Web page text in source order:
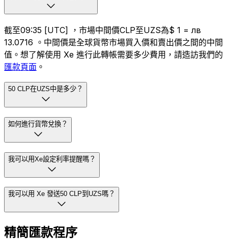
截至09:35 [UTC] ，市場中間價CLP至UZS為$ 1 = лв
13.0716 。中間價是全球貨幣市場買入價和賣出價之間的中間
值。想了解使用 Xe 進行此轉帳需要多少費用，請造訪我們的
匯款頁面 。
50 CLP在UZS中是多少？
如何進行貨幣兌換？
我可以用Xe設定利率提醒嗎？
我可以用 Xe 發送50 CLP到UZS嗎？
精簡匯款程序